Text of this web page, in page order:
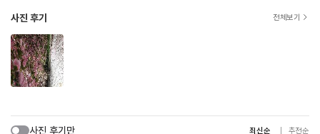
사진 후기 전체보기
사진 후기만 최신순 추천순